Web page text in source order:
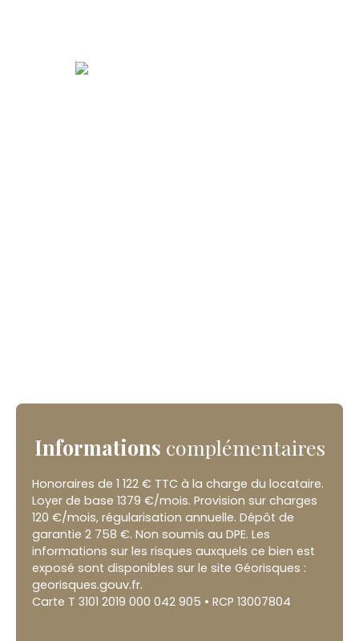
Informations complémentaires
Honoraires de 1 122 € TTC à la charge du locataire.
Loyer de base 1379 €/mois. Provision sur charges
120 €/mois, régularisation annuelle. Dépôt de
garantie 2 758 €. Non soumis au DPE. Les
informations sur les risques auxquels ce bien est
exposé sont disponibles sur le site Géorisques :
georisques.gouv.fr.
Carte T 3101 2019 000 042 905 • RCP 13007804